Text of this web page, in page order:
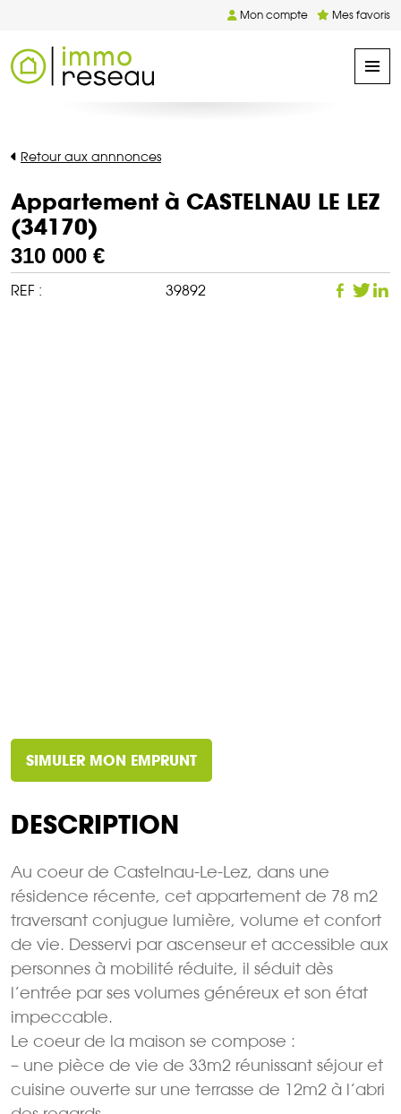
Mon compte Mes favoris
Retour aux annnonces
Appartement à CASTELNAU LE LEZ
(34170)
310 000 €
REF : 39892
SIMULER MON EMPRUNT
DESCRIPTION
Au coeur de Castelnau-Le-Lez, dans une
résidence récente, cet appartement de 78 m2
traversant conjugue lumière, volume et confort
de vie. Desservi par ascenseur et accessible aux
personnes à mobilité réduite, il séduit dès
l’entrée par ses volumes généreux et son état
impeccable.
Le coeur de la maison se compose :
– une pièce de vie de 33m2 réunissant séjour et
cuisine ouverte sur une terrasse de 12m2 à l’abri